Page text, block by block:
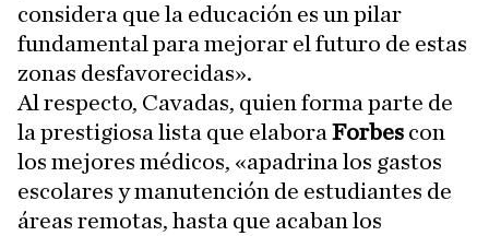
considera que la educación es un pilar
fundamental para mejorar el futuro de estas
zonas desfavorecidas».
Al respecto, Cavadas, quien forma parte de
la prestigiosa lista que elabora Forbes con
los mejores médicos, «apadrina los gastos
escolares y manutención de estudiantes de
áreas remotas, hasta que acaban los